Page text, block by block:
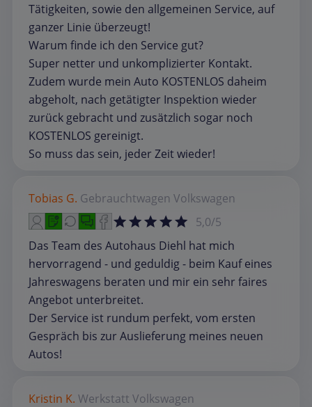
Tätigkeiten, sowie den allgemeinen Service, auf
ganzer Linie überzeugt!
Warum finde ich den Service gut?
Super netter und unkomplizierter Kontakt.
Zudem wurde mein Auto KOSTENLOS daheim
abgeholt, nach getätigter Inspektion wieder
zurück gebracht und zusätzlich sogar noch
KOSTENLOS gereinigt.
So muss das sein, jeder Zeit wieder!
Tobias G. Gebrauchtwagen Volkswagen
5,0/5
Das Team des Autohaus Diehl hat mich
hervorragend - und geduldig - beim Kauf eines
Jahreswagens beraten und mir ein sehr faires
Angebot unterbreitet.
Der Service ist rundum perfekt, vom ersten
Gespräch bis zur Auslieferung meines neuen
Autos!
Kristin K. Werkstatt Volkswagen